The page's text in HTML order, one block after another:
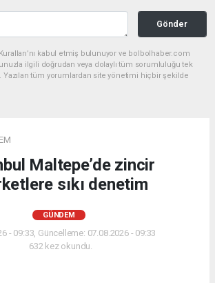
Gönder
kabul etmiş bulunuyor ve bolbolhaber.com
ilgili doğrudan veya dolaylı tüm sorumluluğu tek
Yazılan tüm yorumlardan site yönetimi hiçbir şekilde
Maltepe’de zincir
sıkı denetim
GÜNDEM
- 09:33, Güncelleme: 07.08.2026 - 09:33
632 kez okundu.